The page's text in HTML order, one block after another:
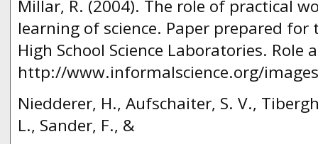
Millar, R. (2004). The role of practical
learning of science. Paper prepared
High School Science Laboratories. Role
http://www.informalscience.org/
Niedderer, H., Aufschaiter, S. V.,
L., Sander, F., &